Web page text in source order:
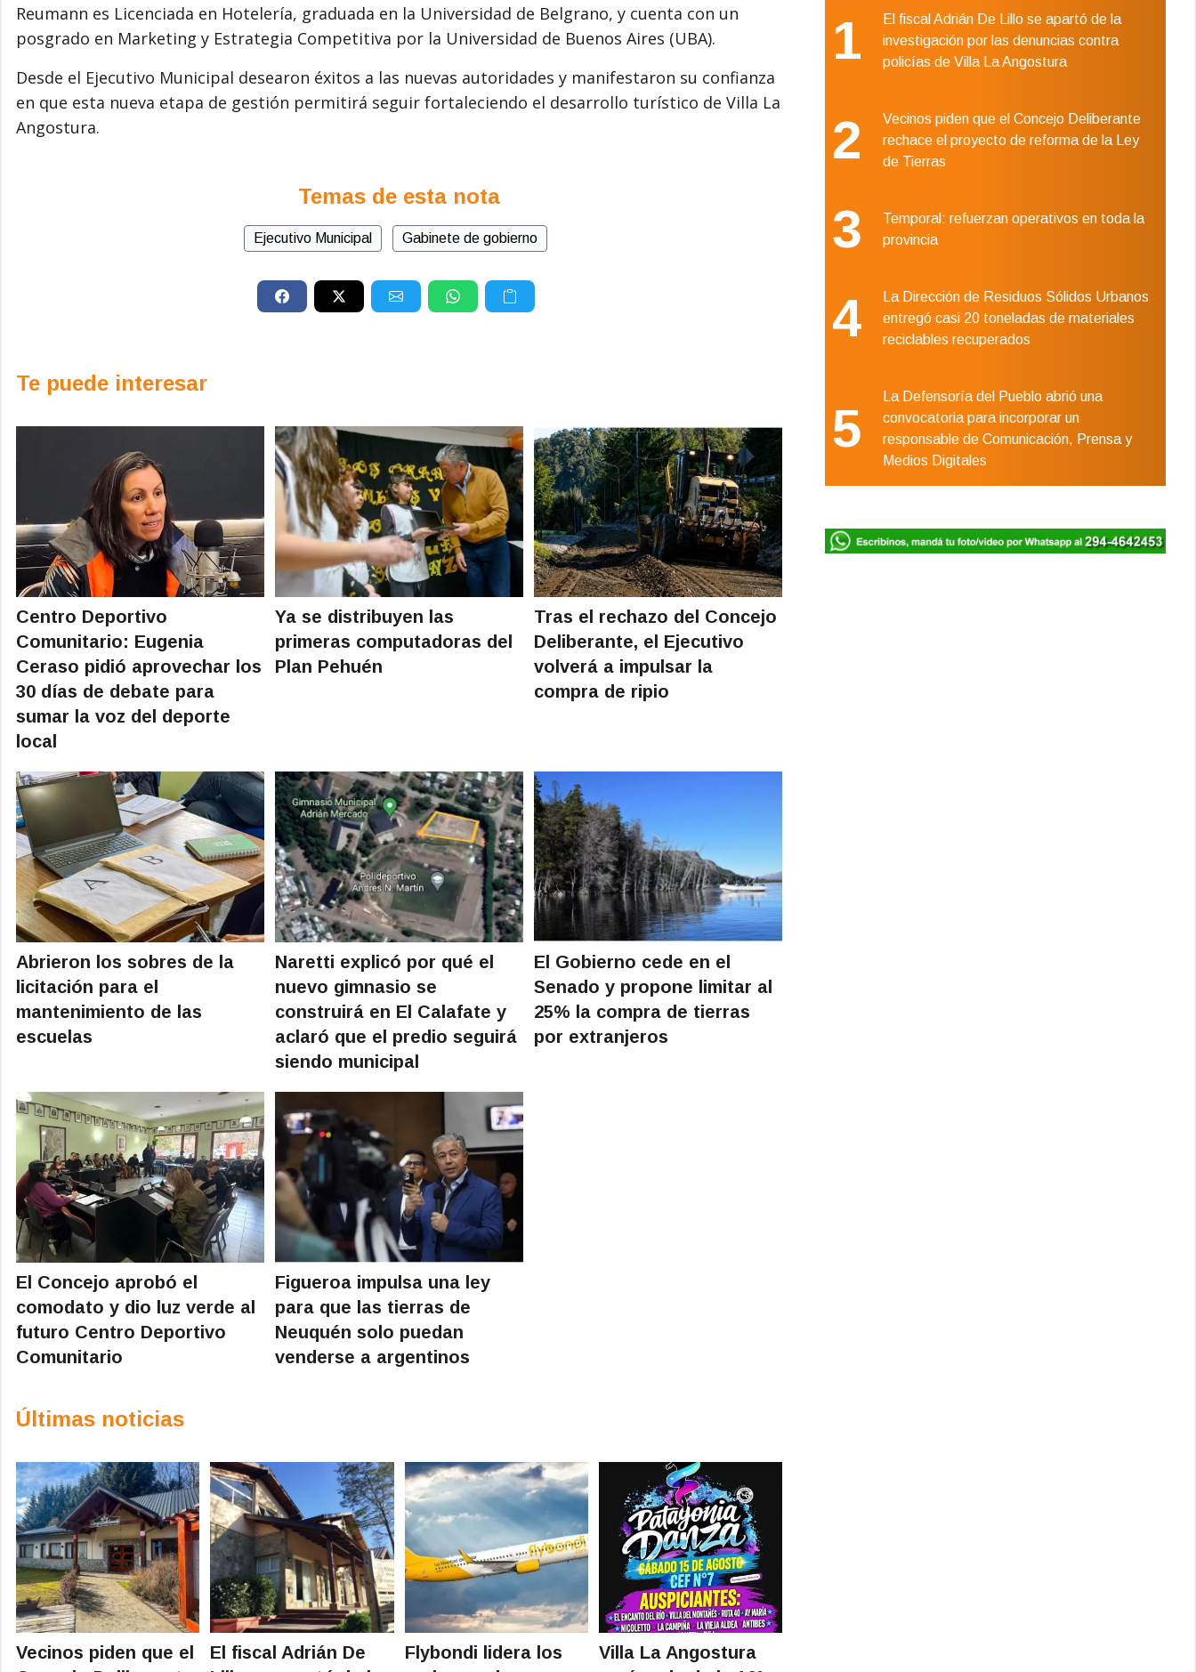
Reumann es Licenciada en Hotelería, graduada en la Universidad de Belgrano, y cuenta con un
posgrado en Marketing y Estrategia Competitiva por la Universidad de Buenos Aires (UBA).
Desde el Ejecutivo Municipal desearon éxitos a las nuevas autoridades y manifestaron su confianza
en que esta nueva etapa de gestión permitirá seguir fortaleciendo el desarrollo turístico de Villa La
Angostura.
Temas de esta nota
Ejecutivo Municipal Gabinete de gobierno
Te puede interesar
Centro Deportivo
Comunitario: Eugenia
Ceraso pidió aprovechar los
30 días de debate para
sumar la voz del deporte
local
Ya se distribuyen las
primeras computadoras del
Plan Pehuén
Tras el rechazo del Concejo
Deliberante, el Ejecutivo
volverá a impulsar la
compra de ripio
Abrieron los sobres de la
licitación para el
mantenimiento de las
escuelas
Naretti explicó por qué el
nuevo gimnasio se
construirá en El Calafate y
aclaró que el predio seguirá
siendo municipal
El Gobierno cede en el
Senado y propone limitar al
25% la compra de tierras
por extranjeros
El Concejo aprobó el
comodato y dio luz verde al
futuro Centro Deportivo
Comunitario
Figueroa impulsa una ley
para que las tierras de
Neuquén solo puedan
venderse a argentinos
Últimas noticias
Vecinos piden que el
El fiscal Adrián De
Flybondi lidera los
Villa La Angostura
1
El fiscal Adrián De Lillo se apartó de la
investigación por las denuncias contra
policías de Villa La Angostura
2
Vecinos piden que el Concejo Deliberante
rechace el proyecto de reforma de la Ley
de Tierras
3
Temporal: refuerzan operativos en toda la
provincia
4
La Dirección de Residuos Sólidos Urbanos
entregó casi 20 toneladas de materiales
reciclables recuperados
5
La Defensoría del Pueblo abrió una
convocatoria para incorporar un
responsable de Comunicación, Prensa y
Medios Digitales